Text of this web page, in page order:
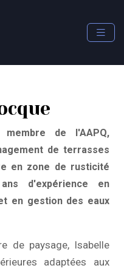
membre de l'AAPQ,
de terrasses
en zone de rusticité
d'expérience en
en gestion des eaux
de paysage, Isabelle
adaptées aux